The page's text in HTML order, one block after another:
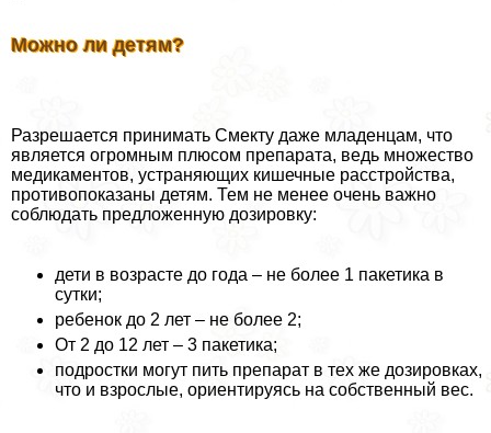
Можно ли детям?
Разрешается принимать Смекту даже младенцам, что
является огромным плюсом препарата, ведь множество
медикаментов, устраняющих кишечные расстройства,
противопоказаны детям. Тем не менее очень важно
соблюдать предложенную дозировку:
дети в возрасте до года – не более 1 пакетика в
сутки;
ребенок до 2 лет – не более 2;
От 2 до 12 лет – 3 пакетика;
подростки могут пить препарат в тех же дозировках,
что и взрослые, ориентируясь на собственный вес.